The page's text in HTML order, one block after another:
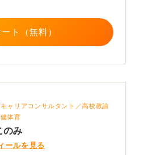
」 と素直に聞いてみるのも
があり、入社した人であれ
るはずです。素直に聞くの
ト（無料）
ャリアコンサルタント／高校教諭
体育
のみ
ールを見る